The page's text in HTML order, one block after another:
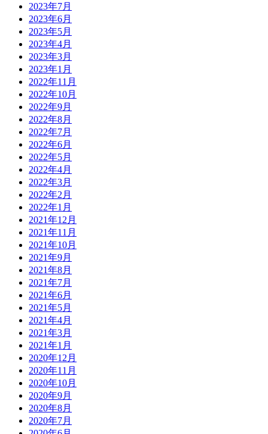
2023年7月
2023年6月
2023年5月
2023年4月
2023年3月
2023年1月
2022年11月
2022年10月
2022年9月
2022年8月
2022年7月
2022年6月
2022年5月
2022年4月
2022年3月
2022年2月
2022年1月
2021年12月
2021年11月
2021年10月
2021年9月
2021年8月
2021年7月
2021年6月
2021年5月
2021年4月
2021年3月
2021年1月
2020年12月
2020年11月
2020年10月
2020年9月
2020年8月
2020年7月